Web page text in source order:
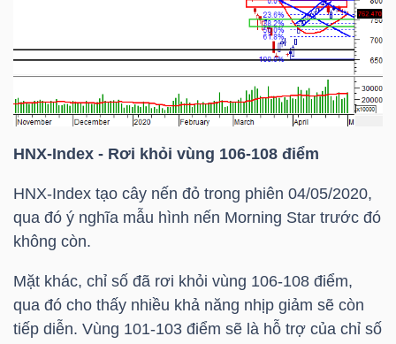
HNX-Index - Rơi khỏi vùng 106-108 điểm
HNX-Index tạo cây nến đỏ trong phiên 04/05/2020,
qua đó ý nghĩa mẫu hình nến Morning Star trước đó
không còn.
Mặt khác, chỉ số đã rơi khỏi vùng 106-108 điểm,
qua đó cho thấy nhiều khả năng nhịp giảm sẽ còn
tiếp diễn. Vùng 101-103 điểm sẽ là hỗ trợ của chỉ số
CÔNG
TIÊU
DÙNG
KHÔNG
THIẾT